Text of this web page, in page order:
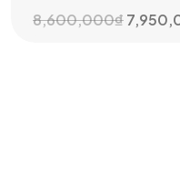
8,600,000₫